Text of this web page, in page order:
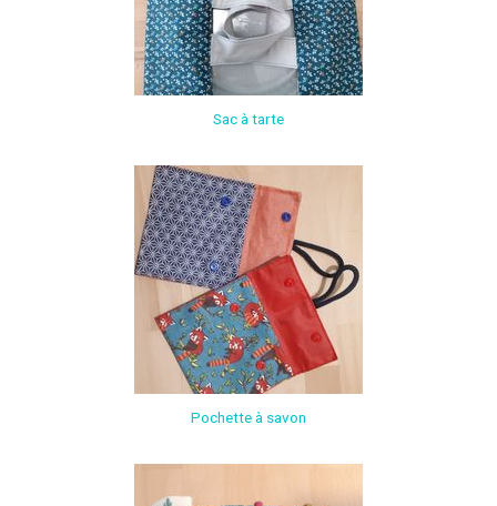
Sac à tarte
Pochette à savon